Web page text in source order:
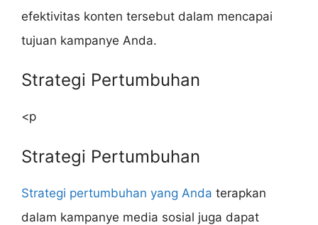
efektivitas konten tersebut dalam mencapai
tujuan kampanye Anda.
Strategi Pertumbuhan
<p
Strategi Pertumbuhan
Strategi pertumbuhan yang Anda terapkan
dalam kampanye media sosial juga dapat